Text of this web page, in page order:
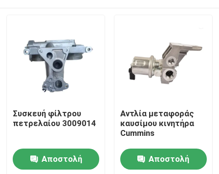
Προϊόντα
Συσκευή φίλτρου
πετρελαίου 3009014
Αποστολή
Αντλία μεταφοράς
καυσίμου κινητήρα
Cummins
Αποστολή